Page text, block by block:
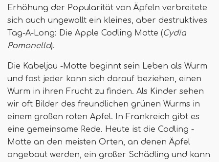
Erhöhung der Popularität von Äpfeln verbreitete
sich auch ungewollt ein kleines, aber destruktives
Tag-A-Long: Die Apple Codling Motte (Cydia
Pomonella).
Die Kabeljau -Motte beginnt sein Leben als Wurm
und fast jeder kann sich darauf beziehen, einen
Wurm in ihren Frucht zu finden. Als Kinder sehen
wir oft Bilder des freundlichen grünen Wurms in
einem großen roten Apfel. In Frankreich gibt es
eine gemeinsame Rede. Heute ist die Codling -
Motte an den meisten Orten, an denen Äpfel
angebaut werden, ein großer Schädling und kann